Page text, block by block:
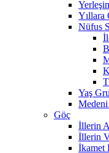
Yıllara
Nüfus
Yaş
Göç
İllerin
İllerin
İkamet